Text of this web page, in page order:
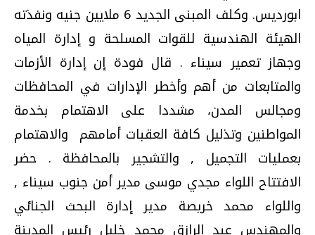
ابورديس. وكلف المبنى الجديد 6 ملايين جنيه ونفذته
الهيئة الهندسية للقوات المسلحة و إدارة المياه
وجهاز تعمير سيناء . قال فودة إن إدارة الأزمات
والمتابعات من أهم وأخطر الإدارات في المحافظات
ومجالس المدن، مشددا على الاهتمام بخدمة
المواطنين وتذليل كافة العقبات أمامهم والاهتمام
بعمليات التجميل , والتشجير بالمحافظة . حضر
الافتتاح اللواء مجدي موسى مدير أمن جنوب سيناء ,
واللواء محمد خريصة مدير إدارة البحث الجنائي
والمهندس عبد الرازق محمد خليل رئيس المدينة